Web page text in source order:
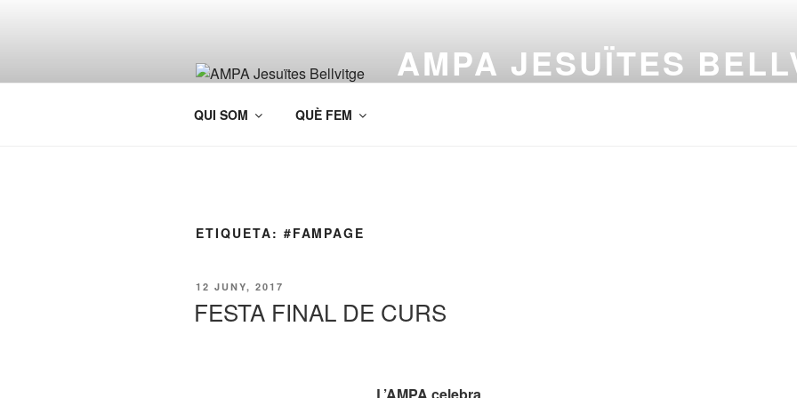
AMPA JESUÏTES
QUI SOM QUÈ FEM
ETIQUETA: #FAMPAGE
PUBLICAT
12 JUNY, 2017
FESTA FINAL DE CURS
L’AMPA celebra